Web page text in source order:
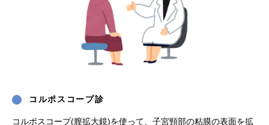
コルポスコープ診
コルポスコープ(膣拡大鏡)を使って、子宮頸部の粘膜の表面を拡